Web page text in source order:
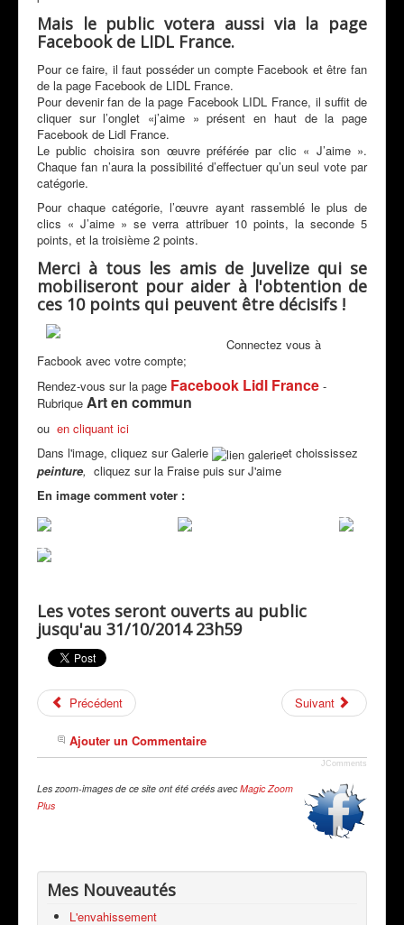
Mais le public votera aussi via la page
Facebook de LIDL France.
Pour ce faire, il faut posséder un compte Facebook et être fan
de la page Facebook de LIDL France.
Pour devenir fan de la page Facebook LIDL France, il suffit de
cliquer sur l’onglet «j’aime » présent en haut de la page
Facebook de Lidl France.
Le public choisira son œuvre préférée par clic « J’aime ».
Chaque fan n’aura la possibilité d’effectuer qu’un seul vote par
catégorie.
Pour chaque catégorie, l’œuvre ayant rassemblé le plus de
clics « J’aime » se verra attribuer 10 points, la seconde 5
points, et la troisième 2 points.
Merci à tous les amis de Juvelize qui se
mobiliseront pour aider à l'obtention de
ces 10 points qui peuvent être décisifs !
Connectez vous à
Facbook avec votre compte;
Rendez-vous sur la page Facebook Lidl France -
Rubrique Art en commun
ou en cliquant ici
Dans l'image, cliquez sur Galerie
et choississez
peinture, cliquez sur la Fraise puis sur J'aime
En image comment voter :
Les votes seront ouverts au public
jusqu'au 31/10/2014 23h59
Précédent Suivant
Ajouter un Commentaire
JComments
Les zoom-images de ce site ont été créés avecMagic Zoom
Plus
Mes Nouveautés
L'envahissement